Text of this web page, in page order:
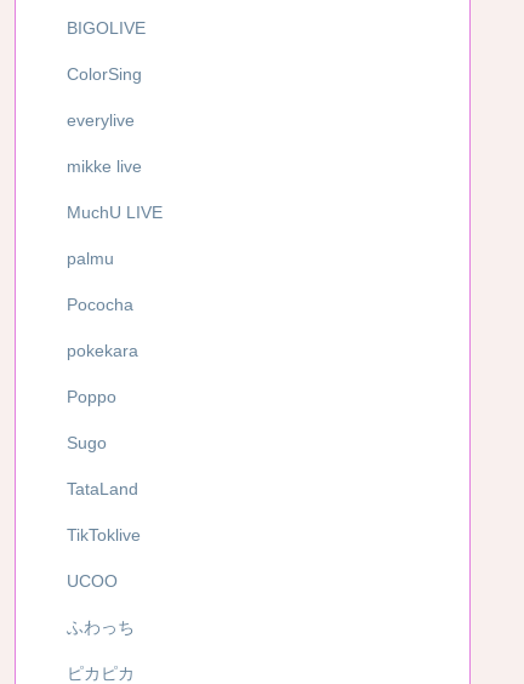
BIGOLIVE
ColorSing
everylive
mikke live
MuchU LIVE
palmu
Pococha
pokekara
Poppo
Sugo
TataLand
TikToklive
UCOO
ふわっち
ピカピカ